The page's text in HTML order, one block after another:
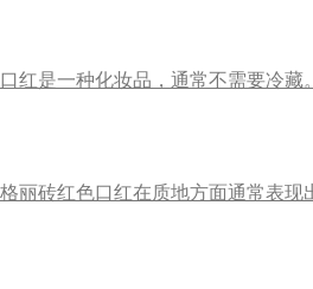
红是一种化妆品，通常不需要冷
丽砖红色口红在质地方面通常表